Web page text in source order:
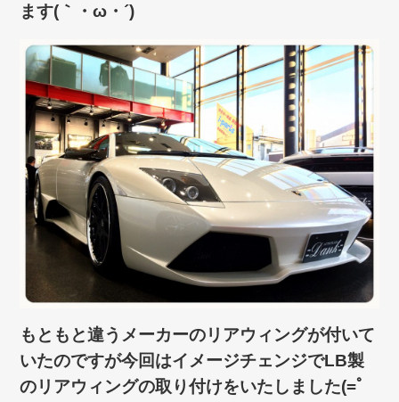
ます(｀・ω・´)ゞ
もともと違うメーカーのリアウィングが付いて
いたのですが今回はイメージチェンジでLB製
のリアウィングの取り付けをいたしました(=ﾟ